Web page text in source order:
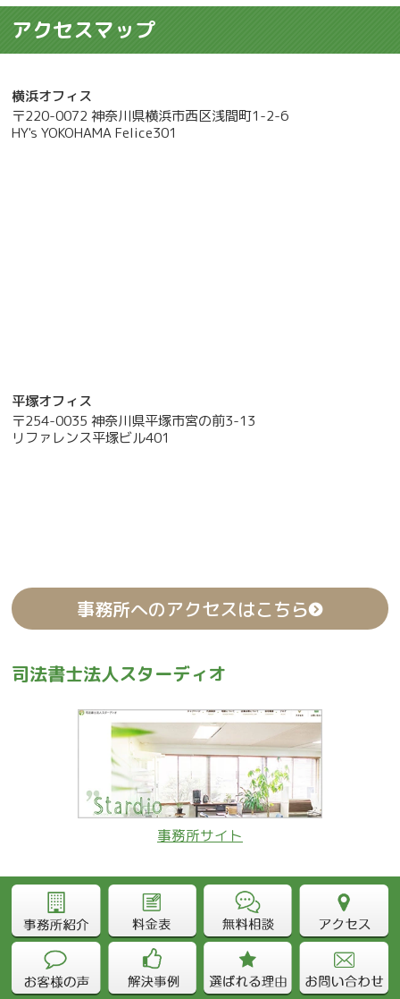
アクセスマップ
事務所へのアクセスはこちら
司法書士法人スターディオ
横浜オフィス
〒220-0072 神奈川県横浜市西区浅間町1-2-6
HY's YOKOHAMA Felice301
平塚オフィス
〒254-0035 神奈川県平塚市宮の前3-13
リファレンス平塚ビル401
事務所サイト